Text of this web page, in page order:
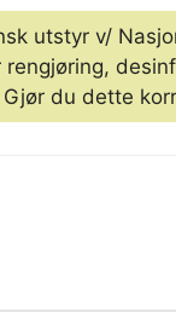
utstyr v/
du dette